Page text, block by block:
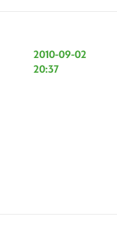
2010-09-02
20:37